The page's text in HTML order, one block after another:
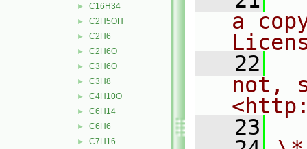
► C16H34
► C2H5OH
► C2H6
► C2H6O
► C3H6O
► C3H8
► C4H10O
► C6H14
► C6H6
► C7H16
a
   22
not,
   23